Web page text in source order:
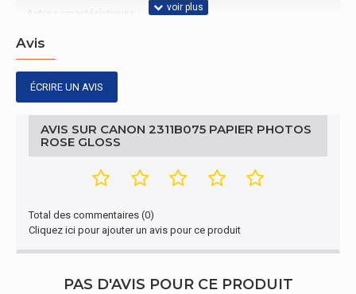
Autres caractéristiques
Nom du
produit
Quantité par
paquet
40 pièce(s)
Avis
ÉCRIRE UN AVIS
AVIS SUR CANON 2311B075 PAPIER PHOTOS
ROSE GLOSS
Total des commentaires (0)
Cliquez ici pour ajouter un avis pour ce produit
PAS D'AVIS POUR CE PRODUIT